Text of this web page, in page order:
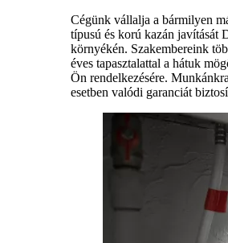
Cégünk vállalja a bármilyen
típusú és korú kazán javítását
környékén. Szakembereink
éves tapasztalattal a hátuk
Ön rendelkezésére.
esetben valódi garanciát